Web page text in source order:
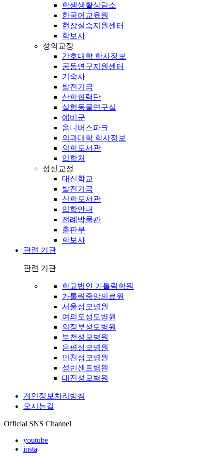
학생생활상담소
한국어교육원
현장실습지원센터
학보사
성의교정
간호대학 학사정보
공동연구지원센터
기숙사
발전기금
산학협력단
실험동물연구실
예비군
옴니버스파크
의과대학 학사정보
의학도서관
입학처
성신교정
대신학교
발전기금
신학도서관
입학안내
전례박물관
출판부
학보사
관련 기관
관련 기관
학교법인 가톨릭학원
가톨릭중앙의료원
서울성모병원
여의도성모병원
의정부성모병원
부천성모병원
은평성모병원
인천성모병원
성빈센트병원
대전성모병원
개인정보처리방침
오시는길
Official SNS Channel
youtube
insta